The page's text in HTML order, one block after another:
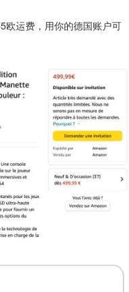
欧运费，用你的德国账户可